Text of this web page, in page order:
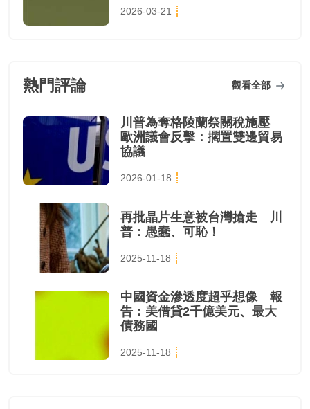
2026-03-21
熱門評論 觀看全部
川普為奪格陵蘭祭關稅施壓
歐洲議會反擊：擱置雙邊貿易
協議
2026-01-18
再批晶片生意被台灣搶走 川
普：愚蠢、可恥！
2025-11-18
中國資金滲透度超乎想像 報
告：美借貸2千億美元、最大
債務國
2025-11-18